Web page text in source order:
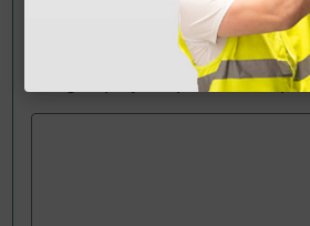
Ainda tem dúvidas?Necessita de
esclarecimentos? Envie agora a
colegas que já adquiriram este